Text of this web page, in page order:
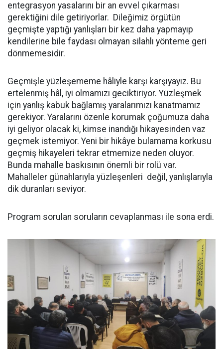
entegrasyon yasalarını bir an evvel çıkarması
gerektiğini dile getiriyorlar. Dileğimiz örgütün
geçmişte yaptığı yanlışları bir kez daha yapmayıp
kendilerine bile faydası olmayan silahlı yönteme geri
dönmemesidir.
Geçmişle yüzleşememe hâliyle karşı karşıyayız. Bu
ertelenmiş hâl, iyi olmamızı geciktiriyor. Yüzleşmek
için yanlış kabuk bağlamış yaralarımızı kanatmamız
gerekiyor. Yaralarını özenle korumak çoğumuza daha
iyi geliyor olacak ki, kimse inandığı hikayesinden vaz
geçmek istemiyor. Yeni bir hikâye bulamama korkusu
geçmiş hikayeleri tekrar etmemize neden oluyor.
Bunda mahalle baskısının önemli bir rolü var.
Mahalleler günahlarıyla yüzleşenleri değil, yanlışlarıyla
dik duranları seviyor.
Program sorulan soruların cevaplanması ile sona erdi.